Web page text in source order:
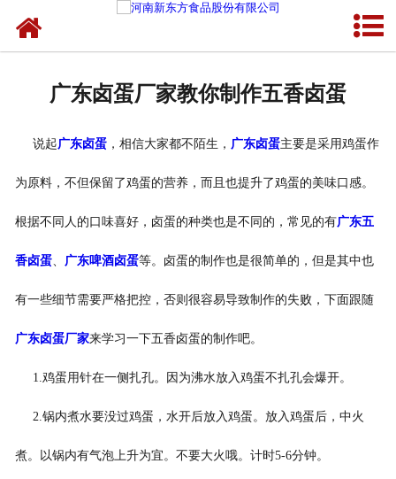
联系我们
广东卤蛋厂家教你制作五香卤蛋
说起广东卤蛋，相信大家都不陌生， 广东卤蛋主要是采用鸡蛋作
为原料，不但保留了鸡蛋的营养，而且也提升了鸡蛋的美味口感。
根据不同人的口味喜好，卤蛋的种类也是不同的，常见的有广东五
香卤蛋、 广东啤酒卤蛋等。卤蛋的制作也是很简单的，但是其中也
有一些细节需要严格把控，否则很容易导致制作的失败，下面跟随
广东卤蛋厂家来学习一下五香卤蛋的制作吧。
1.鸡蛋用针在一侧扎孔。因为沸水放入鸡蛋不扎孔会爆开。
2.锅内煮水要没过鸡蛋，水开后放入鸡蛋。放入鸡蛋后，中火
煮。以锅内有气泡上升为宜。不要大火哦。计时5-6分钟。